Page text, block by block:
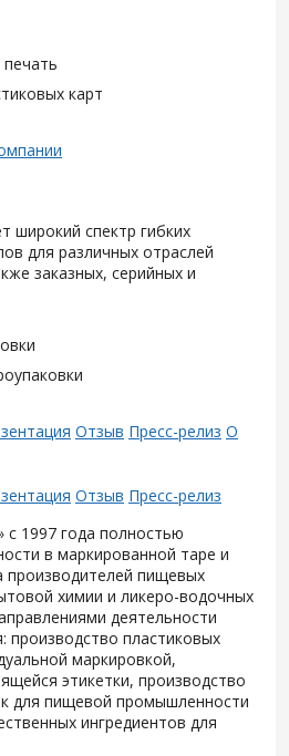
карт
широкий спектр гибких
для различных отраслей
заказных, серийных и
Отзыв Пресс-релиз О
Отзыв Пресс-релиз
с 1997 года полностью
в маркированной таре и
производителей пищевых
химии и ликеро-водочных
деятельности
производство пластиковых
маркировкой,
этикетки, производство
для пищевой промышленности
ингредиентов для